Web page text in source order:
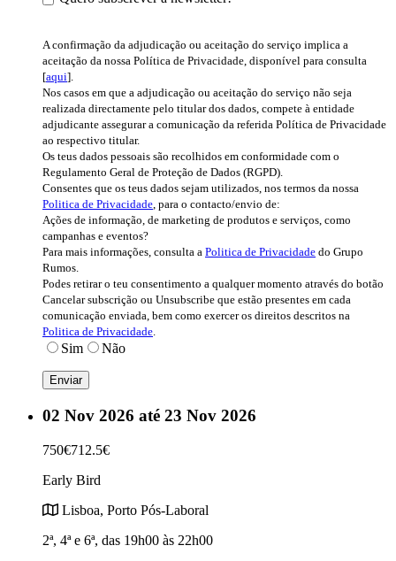
A confirmação da adjudicação ou aceitação do serviço implica a
aceitação da nossa Política de Privacidade, disponível para consulta
[aqui].
Nos casos em que a adjudicação ou aceitação do serviço não seja
realizada directamente pelo titular dos dados, compete à entidade
adjudicante assegurar a comunicação da referida Política de Privacidade
ao respectivo titular.
Os teus dados pessoais são recolhidos em conformidade com o
Regulamento Geral de Proteção de Dados (RGPD).
Consentes que os teus dados sejam utilizados, nos termos da nossa
Politica de Privacidade, para o contacto/envio de:
Ações de informação, de marketing de produtos e serviços, como
campanhas e eventos?
Para mais informações, consulta a Politica de Privacidade do Grupo
Rumos.
Podes retirar o teu consentimento a qualquer momento através do botão
Cancelar subscrição ou Unsubscribe que estão presentes em cada
comunicação enviada, bem como exercer os direitos descritos na
Politica de Privacidade.
Sim Não
02 Nov 2026 até 23 Nov 2026
750€712.5€
Early Bird
Lisboa, Porto Pós-Laboral
2ª, 4ª e 6ª, das 19h00 às 22h00